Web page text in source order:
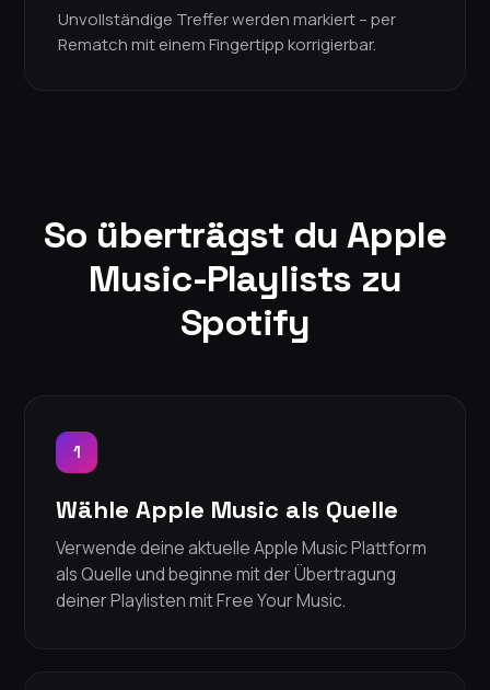
Unvollständige Treffer werden markiert – per
Rematch mit einem Fingertipp korrigierbar.
So überträgst du Apple
Music-Playlists zu
Spotify
1
Wähle Apple Music als Quelle
Verwende deine aktuelle Apple Music Plattform
als Quelle und beginne mit der Übertragung
deiner Playlisten mit Free Your Music.